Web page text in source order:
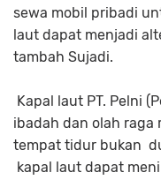
sewa mobil pribadi
laut dapat menjadi
tambah Sujadi.
Kapal laut PT. Pelni
ibadah dan olah raga
tempat tidur bukan
kapal laut dapat